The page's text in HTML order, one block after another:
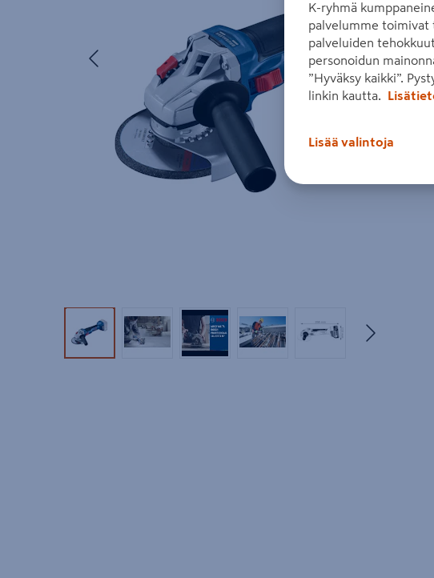
Tuotekuva 1Tuotekuva 2Tuotekuva 3Tuotekuva 4Tuotekuva 5
K-ryhmä
palvelumme toimivat
palveluiden
personoidun
”Hyväksy kaikki”.
linkin kautta.
Lisää valintoja